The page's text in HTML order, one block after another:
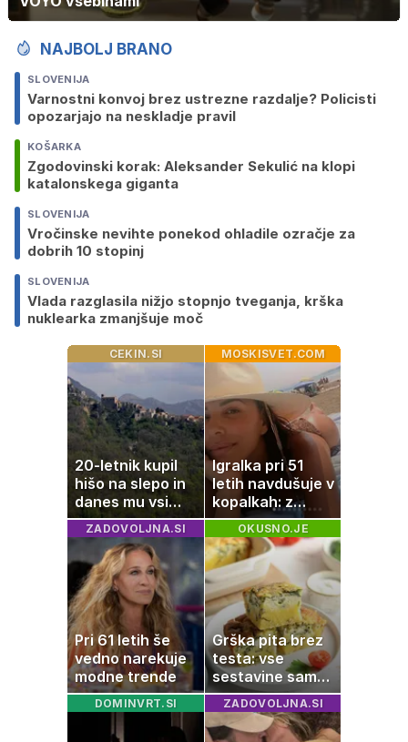
NAJBOLJ BRANO
SLOVENIJA
Varnostni konvoj brez ustrezne razdalje? Policisti
opozarjajo na neskladje pravil
KOŠARKA
Zgodovinski korak: Aleksander Sekulić na klopi
katalonskega giganta
SLOVENIJA
Vročinske nevihte ponekod ohladile ozračje za
dobrih 10 stopinj
SLOVENIJA
Vlada razglasila nižjo stopnjo tveganja, krška
nuklearka zmanjšuje moč
CEKIN.SI
20-letnik kupil
hišo na slepo in
danes mu vsi
zavidajo
MOSKISVET.COM
Igralka pri 51
letih navdušuje v
kopalkah: z
možem uživa v
romantičnem
poletju
ZADOVOLJNA.SI
Pri 61 letih še
vedno narekuje
modne trende
OKUSNO.JE
Grška pita brez
testa: vse
sestavine samo
zmešate in
pečica opravi
ostalo
DOMINVRT.SI ZADOVOLJNA.SI